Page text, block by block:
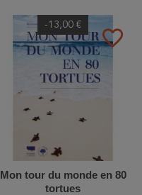
favorite_border
-13,00 €
Mon tour du monde en 80
tortues